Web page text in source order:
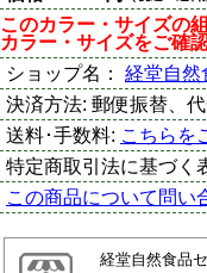
このカラー・サイズの
カラー・サイズをご確
ショップ名： 経堂自然
決済方法: 郵便振替、
送料･手数料: こちらを
特定商取引法に基づく
この商品について問い
経堂自然食品